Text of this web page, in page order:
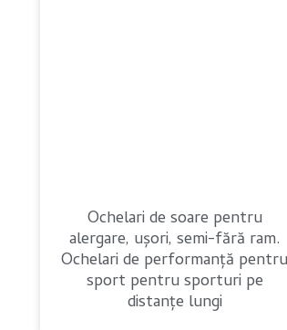
Ochelari de soare pentru
alergare, ușori, semi-fără ram.
Ochelari de performanță pentru
sport pentru sporturi pe
distanțe lungi